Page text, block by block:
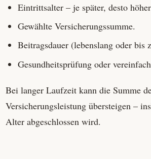
Eintrittsalter – je später, desto
Gewählte Versicherungs­summe.
Beitrags­dauer (lebenslang oder bis
Gesundheits­prüfung oder
Bei langer Laufzeit kann die Summe
Versicherungs­leistung übersteigen –
Alter abgeschlossen wird.